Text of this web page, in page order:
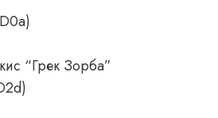
“Грек Зорба”